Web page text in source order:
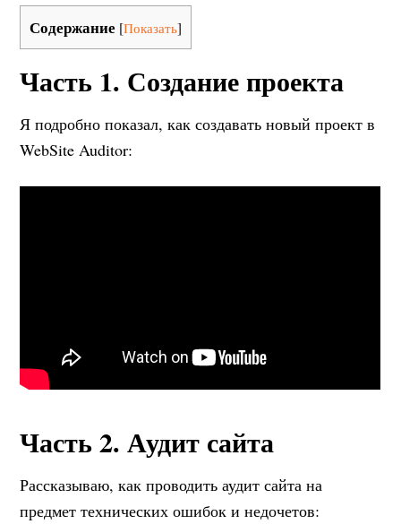
Содержание [Показать]
Часть 1. Создание проекта
Я подробно показал, как создавать новый проект в
WebSite Auditor:
Часть 2. Аудит сайта
Рассказываю, как проводить аудит сайта на
предмет технических ошибок и недочетов: